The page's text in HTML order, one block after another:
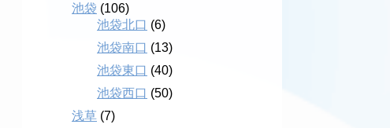
池袋 (106)
池袋北口 (6)
池袋南口 (13)
池袋東口 (40)
池袋西口 (50)
浅草 (7)